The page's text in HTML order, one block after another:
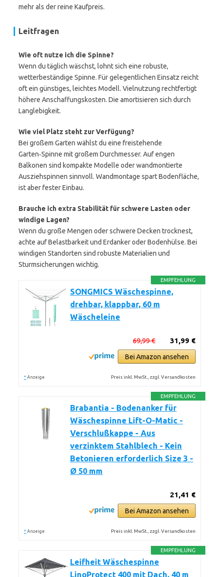
mehr als der reine Kaufpreis.
Leitfragen
Wie oft nutze ich die Spinne?
Wenn du täglich wäschst, lohnt sich eine robuste,
wetterbeständige Spinne. Für gelegentlichen Einsatz reicht
oft ein günstiges, leichtes Modell. Vielnutzung rechtfertigt
höhere Anschaffungskosten. Die amortisieren sich durch
Langlebigkeit.
Wie viel Platz steht zur Verfügung?
Bei großem Garten wählst du eine freistehende
Garten‑Spinne mit großem Durchmesser. Auf engen
Balkonen sind kompakte Modelle oder wandmontierte
Ausziehspinnen sinnvoll. Wandmontage spart Bodenfläche,
ist aber fester Einbau.
Brauche ich extra Stabilität für schwere Lasten oder
windige Lagen?
Wenn du große Mengen oder schwere Decken trocknest,
achte auf Belastbarkeit und Erdanker oder Bodenhülse. Bei
windigen Standorten sind robuste Materialien und
Sturmsicherungen wichtig.
EMPFEHLUNG
SONGMICS Wäschespinne,
drehbar, klappbar, 60 m
Wäscheleine
31,99 €
69,99 €
Bei Amazon ansehen
* Anzeige Preis inkl. MwSt., zzgl. Versandkosten
EMPFEHLUNG
Brabantia - Bodenanker für
Wäschespinne Lift-O-Matic -
Verschlußkappe - Aus
verzinktem Stahlblech - Kein
Betonieren erforderlich Size 3 -
Ø 50 mm
21,41 €
Bei Amazon ansehen
* Anzeige Preis inkl. MwSt., zzgl. Versandkosten
EMPFEHLUNG
Leifheit Wäschespinne
LinoProtect 400 mit Dach, 40 m